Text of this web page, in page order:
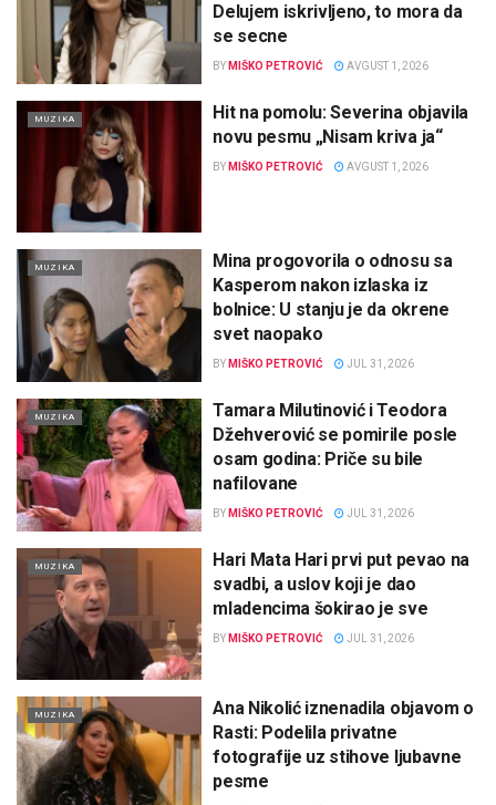
Delujem iskrivljeno, to mora da
se secne
BY MIŠKO PETROVIĆ AVGUST 1, 2026
MUZIKA
Hit na pomolu: Severina objavila
novu pesmu „Nisam kriva ja“
BY MIŠKO PETROVIĆ AVGUST 1, 2026
MUZIKA
Mina progovorila o odnosu sa
Kasperom nakon izlaska iz
bolnice: U stanju je da okrene
svet naopako
BY MIŠKO PETROVIĆ JUL 31, 2026
MUZIKA
Tamara Milutinović i Teodora
Džehverović se pomirile posle
osam godina: Priče su bile
nafilovane
BY MIŠKO PETROVIĆ JUL 31, 2026
MUZIKA
Hari Mata Hari prvi put pevao na
svadbi, a uslov koji je dao
mladencima šokirao je sve
BY MIŠKO PETROVIĆ JUL 31, 2026
MUZIKA
Ana Nikolić iznenadila objavom o
Rasti: Podelila privatne
fotografije uz stihove ljubavne
pesme